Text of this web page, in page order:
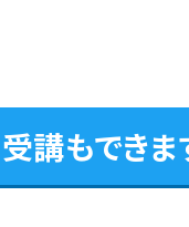
受講もできま